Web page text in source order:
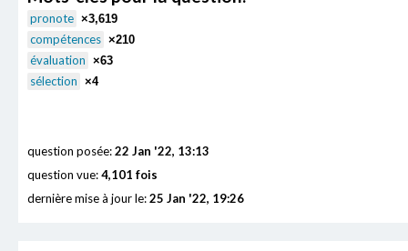
pronote ×3,619
compétences ×210
évaluation ×63
sélection ×4
question posée:22 Jan '22, 13:13
question vue:4,101 fois
dernière mise à jour le:25 Jan '22, 19:26